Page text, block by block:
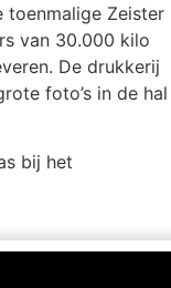
toenmalige Zeister
van 30.000 kilo
De drukkerij
foto’s in de hal
bij het